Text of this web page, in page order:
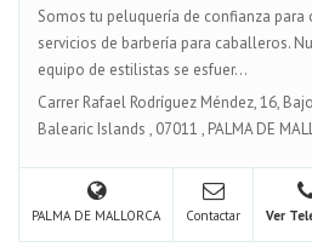
Somos tu peluquería de confianza
servicios de barbería para caballeros.
equipo de estilistas se esfuer...
Carrer Rafael Rodríguez Méndez, 16,
Balearic Islands , 07011 , PALMA DE
PALMA DE MALLORCA Contactar Ver